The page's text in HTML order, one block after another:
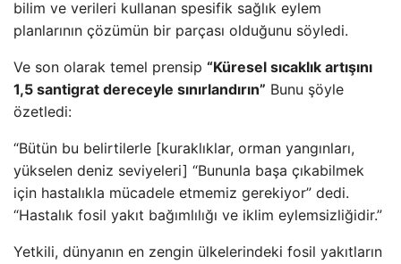
bilim ve verileri kullanan spesifik sağlık eylem
planlarının çözümün bir parçası olduğunu söyledi.
Ve son olarak temel prensip “Küresel sıcaklık artışını
1,5 santigrat dereceyle sınırlandırın” Bunu şöyle
özetledi:
“Bütün bu belirtilerle [kuraklıklar, orman yangınları,
yükselen deniz seviyeleri] “Bununla başa çıkabilmek
için hastalıkla mücadele etmemiz gerekiyor” dedi.
“Hastalık fosil yakıt bağımlılığı ve iklim eylemsizliğidir.”
Yetkili, dünyanın en zengin ülkelerindeki fosil yakıtların